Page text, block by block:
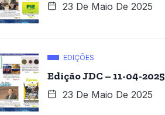
23 De Maio De 2025
EDIÇÕES
Edição JDC – 11-04-2025
23 De Maio De 2025